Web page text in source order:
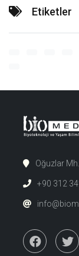
Etiketler
Oğuzlar
+90 312